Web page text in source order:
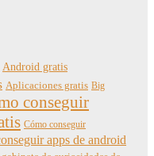
Android gratis
Aplicaciones gratis Big
conseguir
Cómo conseguir
apps de android